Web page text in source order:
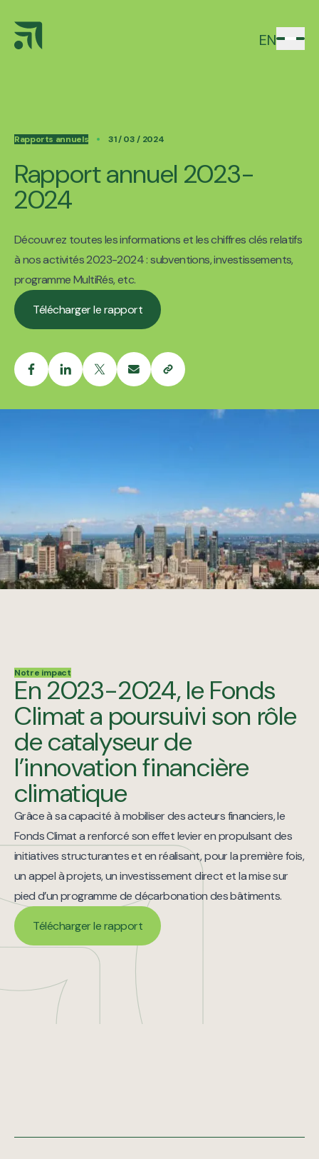
EN
Rapports annuels 31 / 03 / 2024
Rapport annuel 2023-
2024
Découvrez toutes les informations et les chiffres clés relatifs
à nos activités 2023-2024 : subventions, investissements,
programme MultiRés, etc.
Télécharger le rapport
Notre impact
En 2023-2024, le Fonds
Climat a poursuivi son rôle
de catalyseur de
l’innovation financière
climatique
Grâce à sa capacité à mobiliser des acteurs financiers, le
Fonds Climat a renforcé son effet levier en propulsant des
initiatives structurantes et en réalisant, pour la première fois,
un appel à projets, un investissement direct et la mise sur
pied d’un programme de décarbonation des bâtiments.
Télécharger le rapport